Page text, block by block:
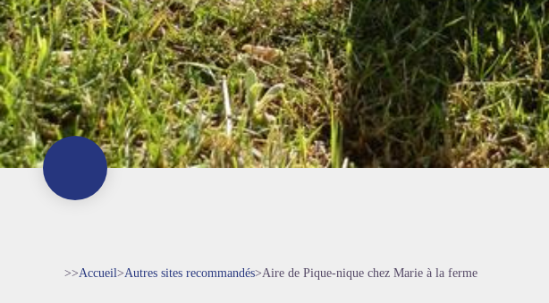
>>Accueil>Autres sites recommandés>Aire de Pique-nique chez Marie à la ferme